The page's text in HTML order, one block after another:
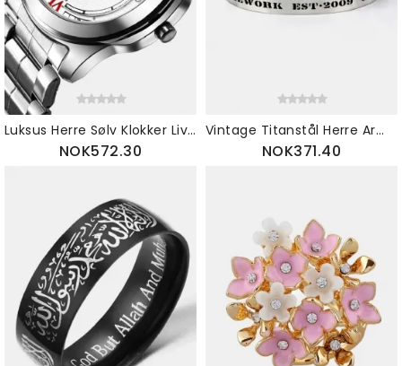
Luksus Herre Sølv Klokker Liv Vanntett Diamant Innlegg Dato Rustfritt Stål Kvarts Klokke
NOK572.30
Vintage Titanstål Herre Armbånd For Kvinner Bokstaver Pilmønster I Rustfritt Stål
NOK371.40